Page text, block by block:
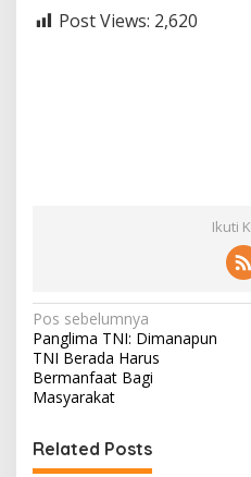
Post Views: 2,620
Ikuti
N
a
v
i
g
Pos sebelumnya
Panglima TNI: Dimanapun
TNI Berada Harus
Bermanfaat Bagi
Masyarakat
Related Posts